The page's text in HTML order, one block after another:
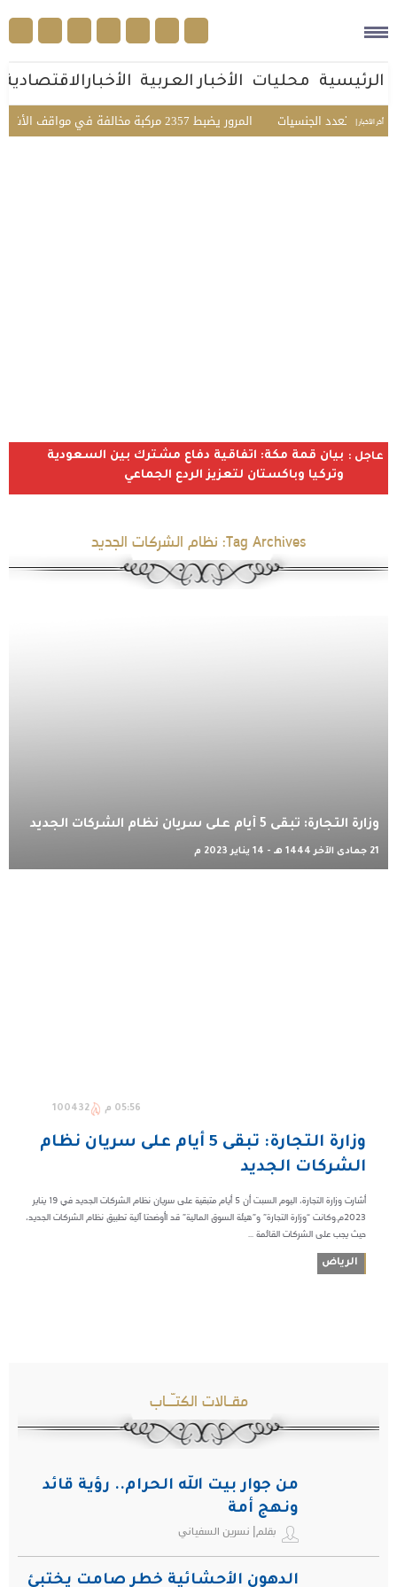
الرئيسية محليات الأخبار العربية الأخبارالاقتصادية
أخر الأخبار | المرور يضبط 2357 مركبة مخالفة في مواقف الأشخاص ذوي الإعاقة بمختلف مناطق المملكة متعدد الجنسيات
عاجل : بيان قمة مكة: اتفاقية دفاع مشترك بين السعودية
وتركيا وباكستان لتعزيز الردع الجماعي
Tag Archives: نظام الشركات الجديد
وزارة التجارة: تبقى 5 أيام على سريان نظام الشركات الجديد
21 جمادى الآخر 1444 هـ - 14 يناير 2023 م
05:56 م 100432
وزارة التجارة: تبقى 5 أيام على سريان نظام
الشركات الجديد
أشارت وزارة التجارة، اليوم السبت أن 5 أيام متبقية على سريان نظام الشركات الجديد في 19 يناير
2023م.وكانت “وزارة التجارة” و”هيئة السوق المالية” قد اأوضحتا آلية تطبيق نظام الشركات الجديد،
حيث يجب على الشركات القائمة ...
الرياض
مقـالات الكتـّـاب
من جوار بيت الله الحرام.. رؤية قائد
ونهج أمة
بقلم| نسرين السفياني
الدهون الأحشائية خطر صامت يختبئ